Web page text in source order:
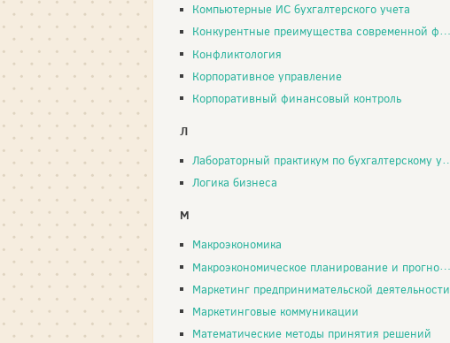
Компьютерные ИС бухгалтерского учета
Конкурентные преимущества современной фирмы
Конфликтология
Корпоративное управление
Корпоративный финансовый контроль
Л
Лабораторный практикум по бухгалтерскому учету
Логика бизнеса
М
Макроэкономика
Макроэкономическое планирование и прогнозирование
Маркетинг предпринимательской деятельности
Маркетинговые коммуникации
Математические методы принятия решений